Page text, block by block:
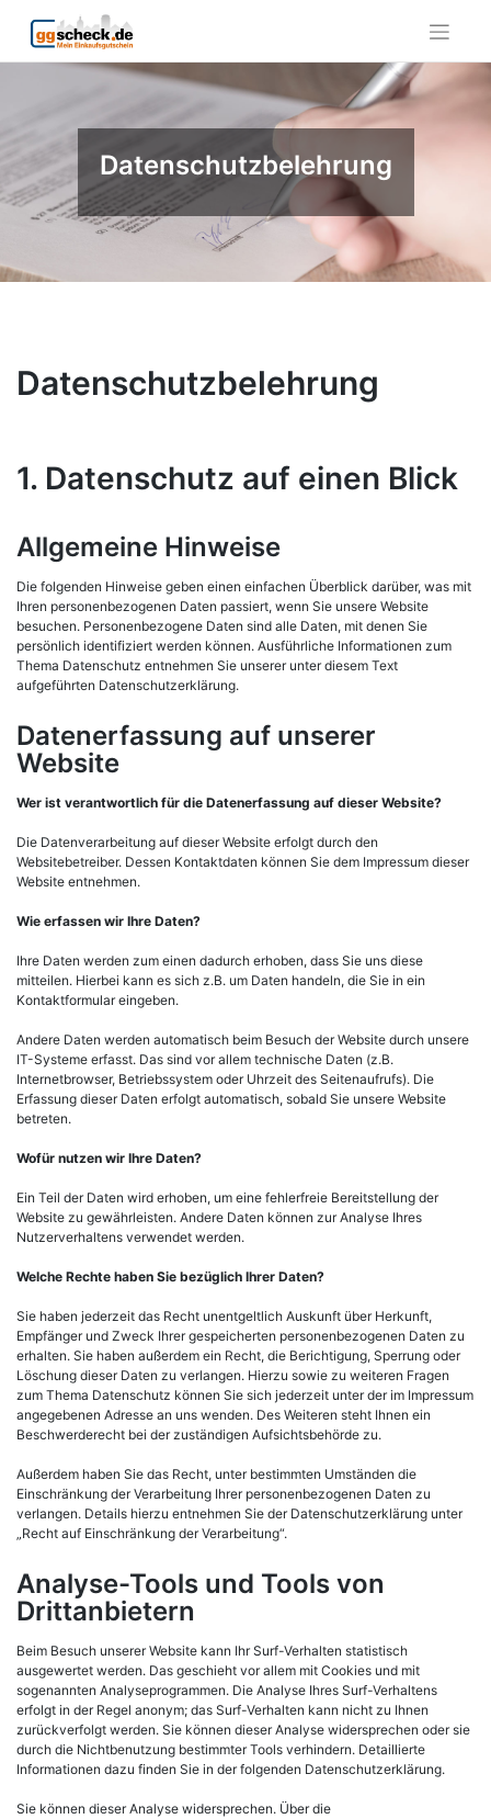
content
Datenschutzbelehrung
Datenschutzbelehrung
1. Datenschutz auf einen Blick
Allgemeine Hinweise
Die folgenden Hinweise geben einen einfachen Überblick darüber, was mit
Ihren personenbezogenen Daten passiert, wenn Sie unsere Website
besuchen. Personenbezogene Daten sind alle Daten, mit denen Sie
persönlich identifiziert werden können. Ausführliche Informationen zum
Thema Datenschutz entnehmen Sie unserer unter diesem Text
aufgeführten Datenschutzerklärung.
Datenerfassung auf unserer
Website
Wer ist verantwortlich für die Datenerfassung auf dieser Website?
Die Datenverarbeitung auf dieser Website erfolgt durch den
Websitebetreiber. Dessen Kontaktdaten können Sie dem Impressum dieser
Website entnehmen.
Wie erfassen wir Ihre Daten?
Ihre Daten werden zum einen dadurch erhoben, dass Sie uns diese
mitteilen. Hierbei kann es sich z.B. um Daten handeln, die Sie in ein
Kontaktformular eingeben.
Andere Daten werden automatisch beim Besuch der Website durch unsere
IT-Systeme erfasst. Das sind vor allem technische Daten (z.B.
Internetbrowser, Betriebssystem oder Uhrzeit des Seitenaufrufs). Die
Erfassung dieser Daten erfolgt automatisch, sobald Sie unsere Website
betreten.
Wofür nutzen wir Ihre Daten?
Ein Teil der Daten wird erhoben, um eine fehlerfreie Bereitstellung der
Website zu gewährleisten. Andere Daten können zur Analyse Ihres
Nutzerverhaltens verwendet werden.
Welche Rechte haben Sie bezüglich Ihrer Daten?
Sie haben jederzeit das Recht unentgeltlich Auskunft über Herkunft,
Empfänger und Zweck Ihrer gespeicherten personenbezogenen Daten zu
erhalten. Sie haben außerdem ein Recht, die Berichtigung, Sperrung oder
Löschung dieser Daten zu verlangen. Hierzu sowie zu weiteren Fragen
zum Thema Datenschutz können Sie sich jederzeit unter der im Impressum
angegebenen Adresse an uns wenden. Des Weiteren steht Ihnen ein
Beschwerderecht bei der zuständigen Aufsichtsbehörde zu.
Außerdem haben Sie das Recht, unter bestimmten Umständen die
Einschränkung der Verarbeitung Ihrer personenbezogenen Daten zu
verlangen. Details hierzu entnehmen Sie der Datenschutzerklärung unter
„Recht auf Einschränkung der Verarbeitung“.
Analyse-Tools und Tools von
Drittanbietern
Beim Besuch unserer Website kann Ihr Surf-Verhalten statistisch
ausgewertet werden. Das geschieht vor allem mit Cookies und mit
sogenannten Analyseprogrammen. Die Analyse Ihres Surf-Verhaltens
erfolgt in der Regel anonym; das Surf-Verhalten kann nicht zu Ihnen
zurückverfolgt werden. Sie können dieser Analyse widersprechen oder sie
durch die Nichtbenutzung bestimmter Tools verhindern. Detaillierte
Informationen dazu finden Sie in der folgenden Datenschutzerklärung.
Sie können dieser Analyse widersprechen. Über die